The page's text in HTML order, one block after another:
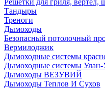
Решетки для гриля, вертел,
Тандыры
Треноги
Дымоходы
Безопасный потолочный
Вермилоджик
Дымоходные системы
Дымоходные системы Улан-
Дымоходы ВЕЗУВИЙ
Дымоходы Теплов И Сухов